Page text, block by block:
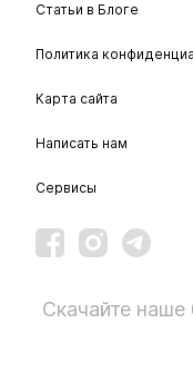
Статьи в Блоге
Политика
Карта сайта
Написать нам
Сервисы
Скачайте